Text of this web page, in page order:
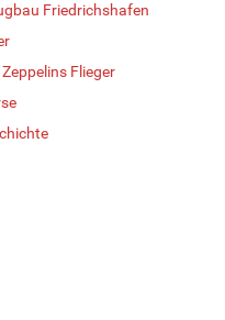
Friedrichshafen
Flieger